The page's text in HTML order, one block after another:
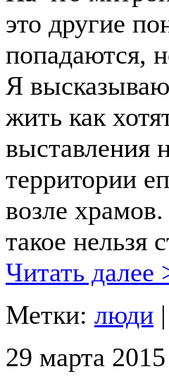
это другие
попадаются,
Я
жить как
выставления
территории
возле
такое нельзя
Читать далее
Метки: люди |
29 марта 2015